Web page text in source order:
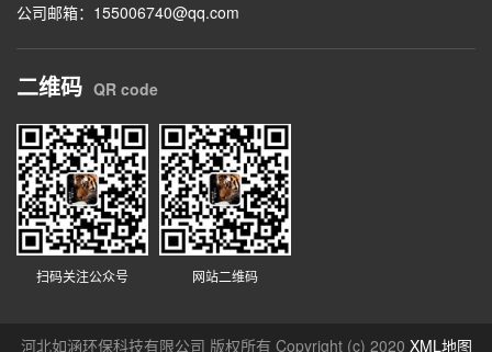
公司邮箱：155006740@qq.com
二维码 QR code
扫码关注公众号 网站二维码
河北如涵环保科技有限公司 版权所有 Copyright (c) 2020 XML地图